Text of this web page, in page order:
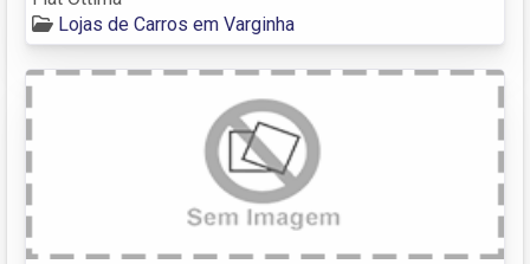
Lojas de Carros em Varginha